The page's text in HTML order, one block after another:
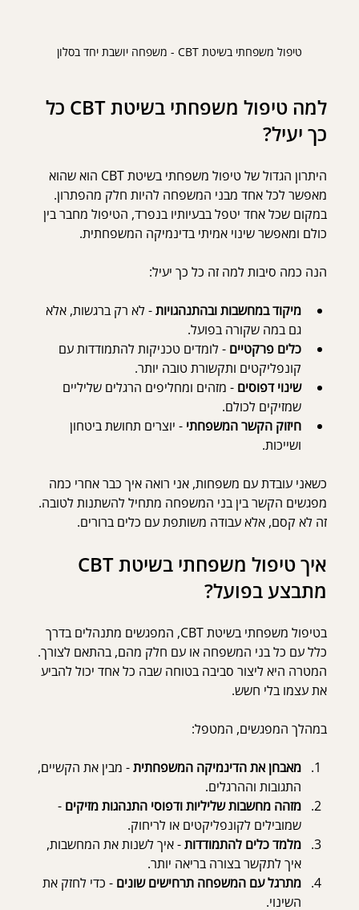
טיפול משפחתי בשיטת CBT - משפחה יושבת יחד בסלון
למה טיפול משפחתי בשיטת CBT כל
כך יעיל?
היתרון הגדול של טיפול משפחתי בשיטת CBT הוא שהוא
מאפשר לכל אחד מבני המשפחה להיות חלק מהפתרון.
במקום שכל אחד יטפל בבעיותיו בנפרד, הטיפול מחבר בין
כולם ומאפשר שינוי אמיתי בדינמיקה המשפחתית.
הנה כמה סיבות למה זה כל כך יעיל:
מיקוד במחשבות ובהתנהגויות - לא רק ברגשות, אלא
גם במה שקורה בפועל.
כלים פרקטיים - לומדים טכניקות להתמודדות עם
קונפליקטים ותקשורת טובה יותר.
שינוי דפוסים - מזהים ומחליפים הרגלים שליליים
שמזיקים לכולם.
חיזוק הקשר המשפחתי - יוצרים תחושת ביטחון
ושייכות.
כשאני עובדת עם משפחות, אני רואה איך כבר אחרי כמה
מפגשים הקשר בין בני המשפחה מתחיל להשתנות לטובה.
זה לא קסם, אלא עבודה משותפת עם כלים ברורים.
מתבצע בפועל?
בטיפול משפחתי בשיטת CBT, המפגשים מתנהלים בדרך
כלל עם כל בני המשפחה או עם חלק מהם, בהתאם לצורך.
המטרה היא ליצור סביבה בטוחה שבה כל אחד יכול להביע
את עצמו בלי חשש.
במהלך המפגשים, המטפל:
מאבחן את הדינמיקה המשפחתית - מבין את הקשיים,
התגובות וההרגלים.
מזהה מחשבות שליליות ודפוסי התנהגות מזיקים -
שמובילים לקונפליקטים או לריחוק.
מלמד כלים להתמודדות - איך לשנות את המחשבות,
איך לתקשר בצורה בריאה יותר.
מתרגל עם המשפחה תרחישים שונים - כדי לחזק את
השינוי.